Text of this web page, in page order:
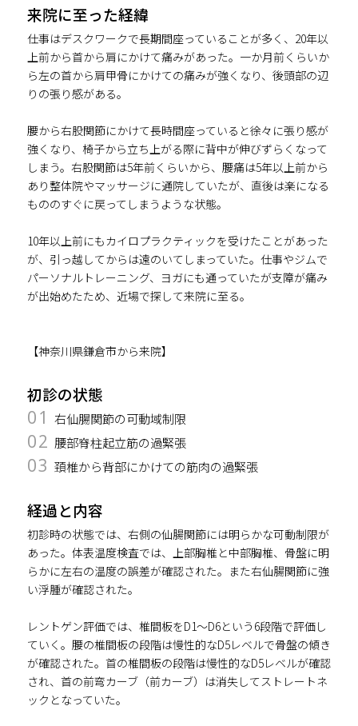
来院に至った経緯
仕事はデスクワークで長期間座っていることが多く、20年以
上前から首から肩にかけて痛みがあった。一か月前くらいか
ら左の首から肩甲骨にかけての痛みが強くなり、後頭部の辺
りの張り感がある。
腰から右股関節にかけて長時間座っていると徐々に張り感が
強くなり、椅子から立ち上がる際に背中が伸びずらくなって
しまう。右股関節は5年前くらいから、腰痛は5年以上前から
あり整体院やマッサージに通院していたが、直後は楽になる
もののすぐに戻ってしまうような状態。
10年以上前にもカイロプラクティックを受けたことがあった
が、引っ越してからは遠のいてしまっていた。仕事やジムで
パーソナルトレーニング、ヨガにも通っていたが支障が痛み
が出始めたため、近場で探して来院に至る。
【神奈川県鎌倉市から来院】
初診の状態
01 右仙腸関節の可動域制限
02 腰部脊柱起立筋の過緊張
03 頚椎から背部にかけての筋肉の過緊張
経過と内容
初診時の状態では、右側の仙腸関節には明らかな可動制限が
あった。体表温度検査では、上部胸椎と中部胸椎、骨盤に明
らかに左右の温度の誤差が確認された。また右仙腸関節に強
い浮腫が確認された。
レントゲン評価では、椎間板をD1～D6という6段階で評価し
ていく。腰の椎間板の段階は慢性的なD5レベルで骨盤の傾き
が確認された。首の椎間板の段階は慢性的なD5レベルが確認
され、首の前弯カーブ（前カーブ）は消失してストレートネ
ックとなっていた。